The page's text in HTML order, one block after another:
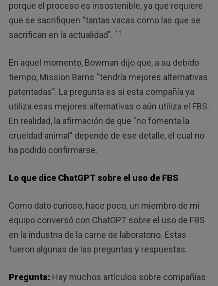
porque el proceso es insostenible, ya que requiere
que se sacrifiquen “tantas vacas como las que se
sacrifican en la actualidad". 11
En aquel momento, Bowman dijo que, a su debido
tiempo, Mission Barns “tendría mejores alternativas
patentadas”. La pregunta es si esta compañía ya
utiliza esas mejores alternativas o aún utiliza el FBS.
En realidad, la afirmación de que "no fomenta la
crueldad animal" depende de ese detalle, el cual no
ha podido confirmarse.
Lo que dice ChatGPT sobre el uso de FBS
Como dato curioso, hace poco, un miembro de mi
equipo conversó con ChatGPT sobre el uso de FBS
en la industria de la carne de laboratorio. Estas
fueron algunas de las preguntas y respuestas.
Pregunta: Hay muchos artículos sobre compañías